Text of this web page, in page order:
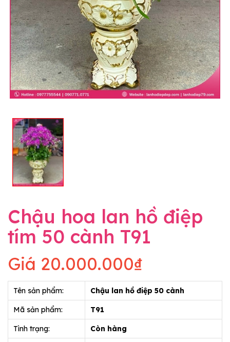
Chậu hoa lan hồ điệp
tím 50 cành T91
Giá 20.000.000₫
Tên sản phẩm: Chậu lan hồ điệp 50 cành
Mã sản phẩm: T91
Tình trạng: Còn hàng